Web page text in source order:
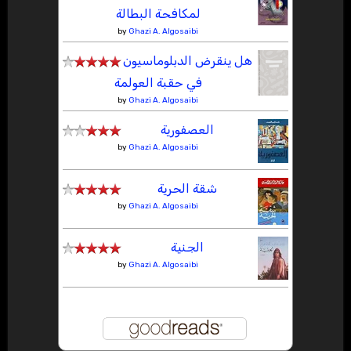
لمكافحة البطالة
by Ghazi A. Algosaibi
هل ينقرض الدبلوماسيون
في حقبة العولمة
by Ghazi A. Algosaibi
العصفورية
by Ghazi A. Algosaibi
شقة الحرية
by Ghazi A. Algosaibi
الجنية
by Ghazi A. Algosaibi